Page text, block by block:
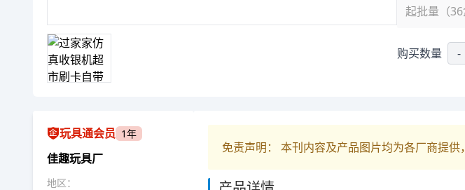
起批量（36
购买数量 -
玩具通会员 1年
佳趣玩具厂
地区：
免责声明： 本刊内容及产品图片均为各厂商提